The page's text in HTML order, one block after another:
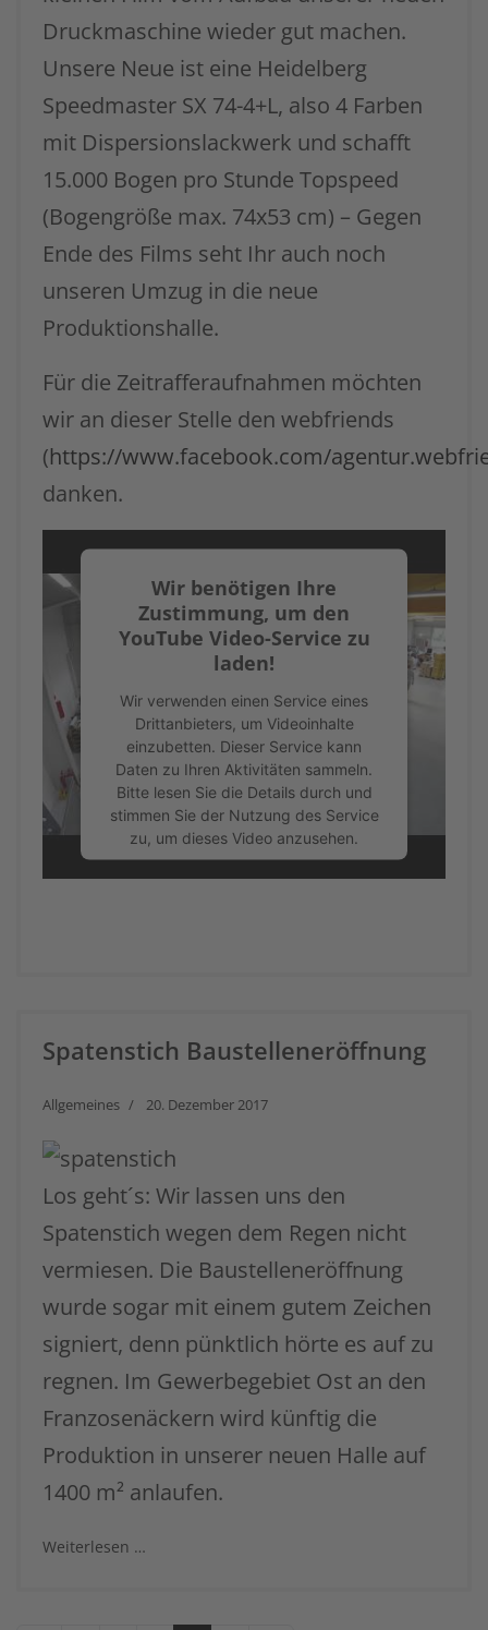
Druckmaschine wieder gut machen.
Unsere Neue ist eine Heidelberg
Speedmaster SX 74-4+L, also 4 Farben
mit Dispersionslackwerk und schafft
15.000 Bogen pro Stunde Topspeed
(Bogengröße max. 74x53 cm) – Gegen
Ende des Films seht Ihr auch noch
unseren Umzug in die neue
Produktionshalle.
Für die Zeitrafferaufnahmen möchten
wir an dieser Stelle den webfriends
(https://www.facebook.com/
danken.
Wir benötigen Ihre
Zustimmung, um den
YouTube Video-Service zu
laden!
Wir verwenden einen Service eines
Drittanbieters, um Videoinhalte
einzubetten. Dieser Service kann
Daten zu Ihren Aktivitäten sammeln.
Bitte lesen Sie die Details durch und
stimmen Sie der Nutzung des Service
zu, um dieses Video anzusehen.
Spatenstich Baustelleneröffnung
Allgemeines 20. Dezember 2017
Los geht´s: Wir lassen uns den
Spatenstich wegen dem Regen nicht
vermiesen. Die Baustelleneröffnung
wurde sogar mit einem gutem Zeichen
signiert, denn pünktlich hörte es auf zu
regnen. Im Gewerbegebiet Ost an den
Franzosenäckern wird künftig die
Produktion in unserer neuen Halle auf
1400 m² anlaufen.
Weiterlesen …